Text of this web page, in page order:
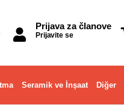
Prijava za članove
Prijavite se
Seramik ve İnşaat Diğer